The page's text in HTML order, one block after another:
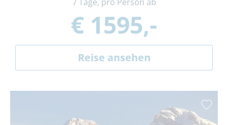
€ 1595,-
Reise ansehen